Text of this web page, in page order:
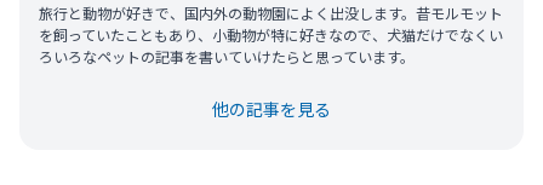
旅行と動物が好きで、国内外の動物園によく出没します。昔モルモット
を飼っていたこともあり、小動物が特に好きなので、犬猫だけでなくい
ろいろなペットの記事を書いていけたらと思っています。
他の記事を見る